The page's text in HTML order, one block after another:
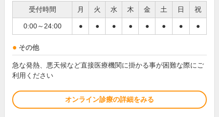
受付時間 月 火 水 木 金 土 日 祝
0:00～24:00 ● ● ● ● ● ● ● ●
その他
急な発熱、悪天候など直接医療機関に掛かる事が困難な際にご
利用ください
オンライン診療の詳細をみる